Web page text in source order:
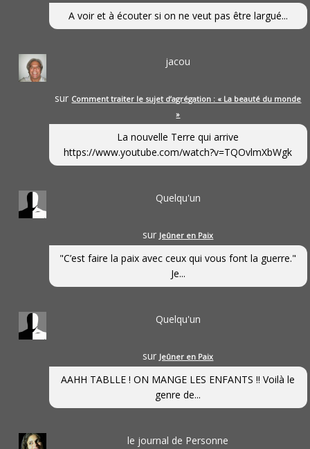
A voir et à écouter si on ne veut pas être largué...
jacou
sur Comment traiter le sujet d’agrégation : « La beauté du monde
»
La nouvelle Terre qui arrive
https://www.youtube.com/watch?v=TQOvlmXbWgk
Quelqu'un
sur Jeûner en Paix
"C’est faire la paix avec ceux qui vous font la guerre."
Je...
Quelqu'un
sur Jeûner en Paix
AAHH TABLLE ! ON MANGE LES ENFANTS !! Voilà le
genre de...
le journal de Personne